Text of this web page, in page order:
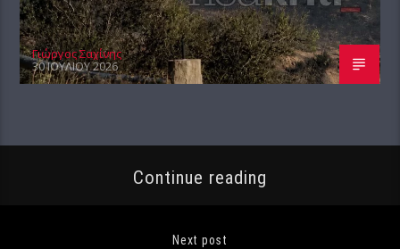
Γιώργος Σαχίνης
30 ΙΟΥΛΊΟΥ 2026
Continue reading
Next post